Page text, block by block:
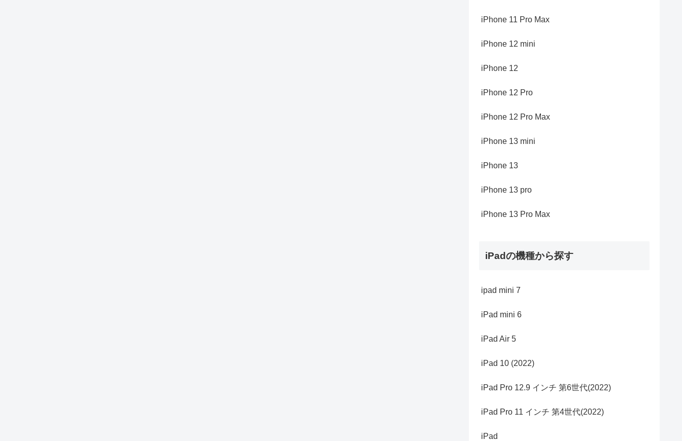
iPhone 11 Pro Max
iPhone 12 mini
iPhone 12
iPhone 12 Pro
iPhone 12 Pro Max
iPhone 13 mini
iPhone 13
iPhone 13 pro
iPhone 13 Pro Max
iPadの機種から探す
ipad mini 7
iPad mini 6
iPad Air 5
iPad 10 (2022)
iPad Pro 12.9 インチ 第6世代(2022)
iPad Pro 11 インチ 第4世代(2022)
iPad